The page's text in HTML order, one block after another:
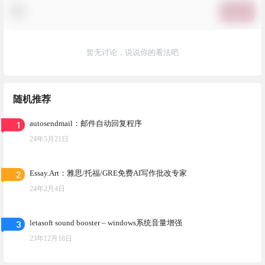
暂无讨论，说说你的看法吧
随机推荐
1 autosendmail：邮件自动回复程序
24年5月21日
2 Essay.Art：雅思/托福/GRE免费AI写作批改专家
24年2月4日
3 letasoft sound booster – windows系统音量增强
23年12月18日